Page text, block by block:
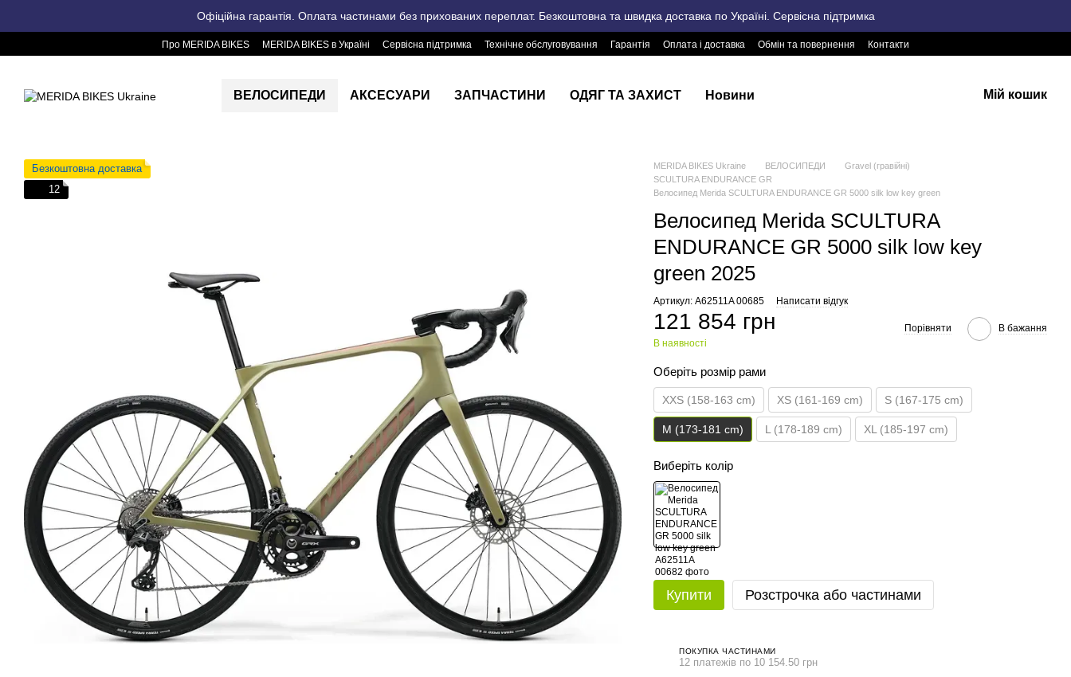
Офіційна гарантія. Оплата частинами без прихованих переплат. Безкоштовна та швидка доставка по Україні. Сервісна підтримка
Про MERIDA BIKES MERIDA BIKES в Україні Сервісна підтримка Технічне обслуговування Гарантія Оплата і доставка Обмін та повернення Контакти
ВЕЛОСИПЕДИ АКСЕСУАРИ ЗАПЧАСТИНИ ОДЯГ ТА ЗАХИСТ Новини Мій кошик
Безкоштовна доставка
12
MERIDA BIKES Ukraine ВЕЛОСИПЕДИ
Gravel (гравійні)
SCULTURA ENDURANCE GR
Велосипед Merida SCULTURA ENDURANCE GR 5000 silk low key green
Велосипед Merida SCULTURA
ENDURANCE GR 5000 silk low key
green 2025
Артикул: A62511A 00685 Написати відгук
121 854 грн
В наявності
Порівняти В бажання
Оберіть розмір рами
XXS (158-163 cm) XS (161-169 cm) S (167-175 cm)
M (173-181 cm) L (178-189 cm) XL (185-197 cm)
Виберіть колір
Купити Розстрочка або частинами
ПОКУПКА ЧАСТИНАМИ
12 платежів по 10 154.50 грн